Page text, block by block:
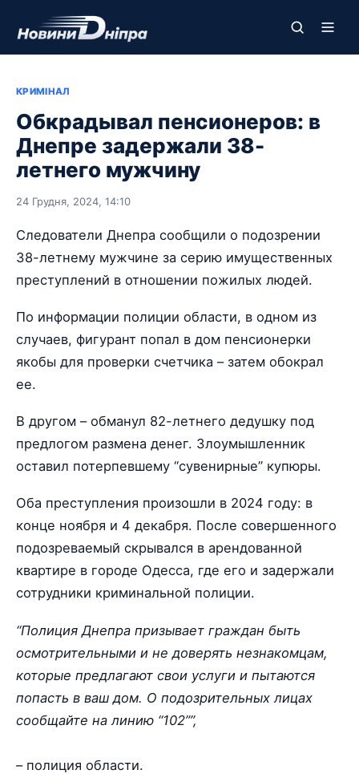
КРИМІНАЛ
Обкрадывал пенсионеров: в
Днепре задержали 38-
летнего мужчину
24 Грудня, 2024, 14:10
Следователи Днепра сообщили о подозрении
38-летнему мужчине за серию имущественных
преступлений в отношении пожилых людей.
По информации полиции области, в одном из
случаев, фигурант попал в дом пенсионерки
якобы для проверки счетчика – затем обокрал
ее.
В другом – обманул 82-летнего дедушку под
предлогом размена денег. Злоумышленник
оставил потерпевшему “сувенирные” купюры.
Оба преступления произошли в 2024 году: в
конце ноября и 4 декабря. После совершенного
подозреваемый скрывался в арендованной
квартире в городе Одесса, где его и задержали
сотрудники криминальной полиции.
“Полиция Днепра призывает граждан быть
осмотрительными и не доверять незнакомцам,
которые предлагают свои услуги и пытаются
попасть в ваш дом. О подозрительных лицах
сообщайте на линию “102””,
– полиция области.